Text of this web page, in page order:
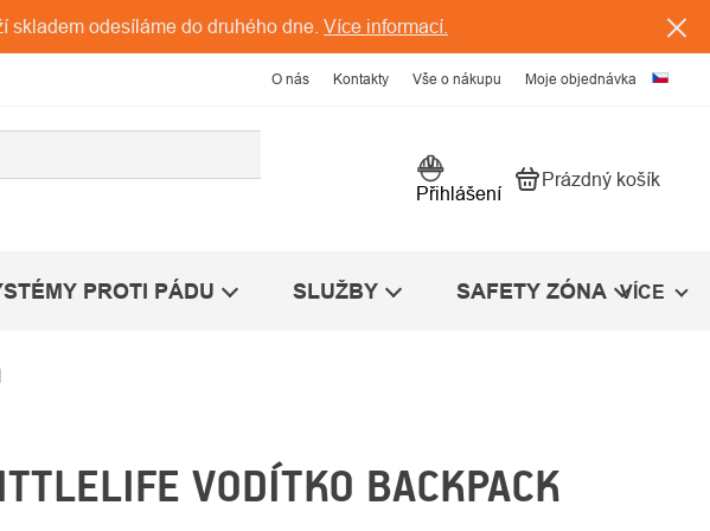
skladem odesíláme do druhého dne. Více informací.
O nás Kontakty Vše o nákupu Moje objednávka
Přihlášení Nákupní košík
Prázdný košík
PROTI PÁDU SLUŽBY SAFETY ZÓNA VÍCE
VODÍTKO BACKPACK